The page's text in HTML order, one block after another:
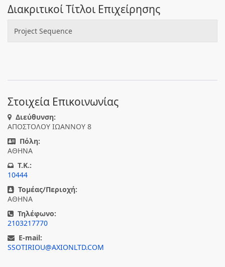
Διακριτικοί Τίτλοι Επιχείρησης
Project Sequence
Στοιχεία Επικοινωνίας
Διεύθυνση:
ΑΠΟΣΤΟΛΟΥ ΙΩΑΝΝΟΥ 8
Πόλη:
ΑΘΗΝΑ
T.K.:
10444
Τομέας/Περιοχή:
ΑΘΗΝΑ
Τηλέφωνο:
2103217770
E-mail:
SSOTIRIOU@AXIONLTD.COM